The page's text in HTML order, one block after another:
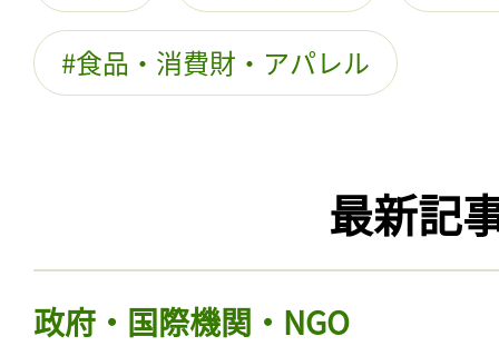
食品・消費財・アパレル
最新記
政府・国際機関・NGO